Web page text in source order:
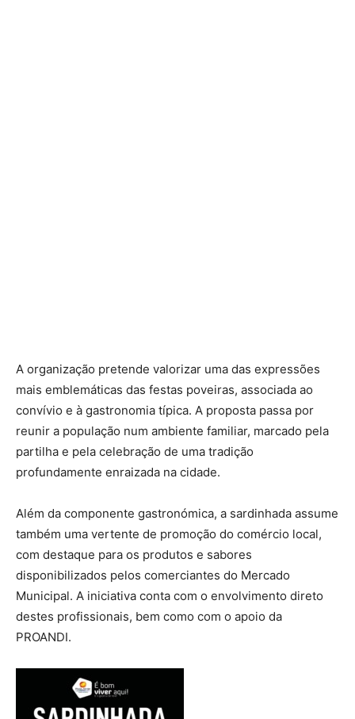
A organização pretende valorizar uma das expressões
mais emblemáticas das festas poveiras, associada ao
convívio e à gastronomia típica. A proposta passa por
reunir a população num ambiente familiar, marcado pela
partilha e pela celebração de uma tradição
profundamente enraizada na cidade.
Além da componente gastronómica, a sardinhada assume
também uma vertente de promoção do comércio local,
com destaque para os produtos e sabores
disponibilizados pelos comerciantes do Mercado
Municipal. A iniciativa conta com o envolvimento direto
destes profissionais, bem como com o apoio da
PROANDI.